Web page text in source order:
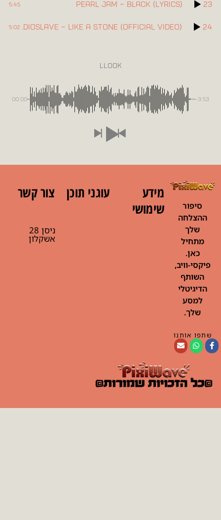
23
Pearl Jam – Black (Lyrics)
5:45
24
Audioslave – Like a Stone (Official Video)
5:02
LLOOK
00:00 -3:53
סיפור
ההצלחה
שלך
מתחיל
כאן.
פיקסי-וויב,
השותף
הדיגיטלי
למסע
שלך.
שתפו אותנו
מידע
שימושי
עוגני תוכן צור קשר
ניסן 28
אשקלון
נגישות